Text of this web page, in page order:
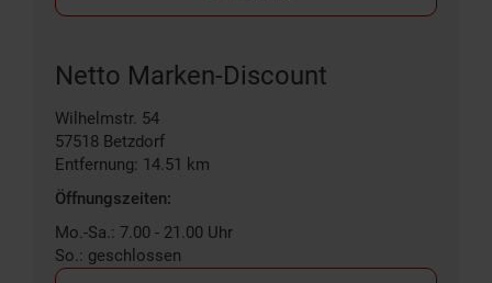
Netto Marken-Discount
Wilhelmstr. 54
57518 Betzdorf
Entfernung: 14.51 km
Öffnungszeiten:
Mo.-Sa.: 7.00 - 21.00 Uhr
So.: geschlossen